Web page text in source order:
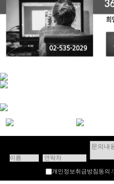
개인정보취금방침동의 /